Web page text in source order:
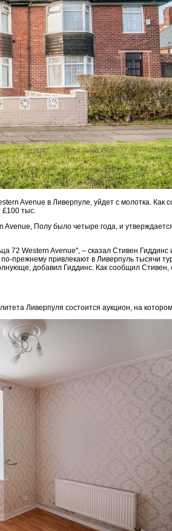
Avenue в Ливерпуле, уйдет с молотка. Как
тыс.
Avenue, Полу было четыре года, и
72 Western Avenue", – сказал Стивен Гиддинс
прежнему привлекают в Ливерпуль тысячи
добавил Гиддинс. Как сообщил Стивен,
Ливерпуля состоится аукцион, на